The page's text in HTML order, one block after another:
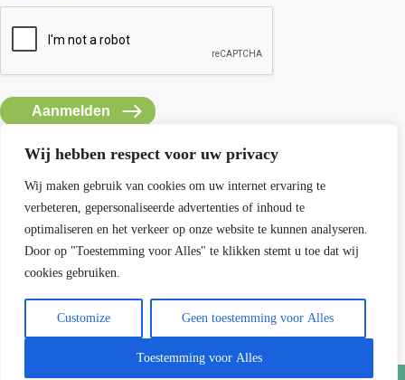
Wij hebben respect voor uw privacy
Wij maken gebruik van cookies om uw internet ervaring te
verbeteren, gepersonaliseerde advertenties of inhoud te
optimaliseren en het verkeer op onze website te kunnen analyseren.
Door op "Toestemming voor Alles" te klikken stemt u toe dat wij
cookies gebruiken.
Customize Geen toestemming voor Alles
Toestemming voor Alles
Contact SEMH
E: info@semh.info
T: 085-8769770
Contact